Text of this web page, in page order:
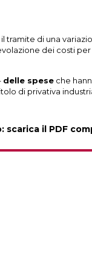
il tramite di una
dei costi
delle spese che
di privativa
il PDF